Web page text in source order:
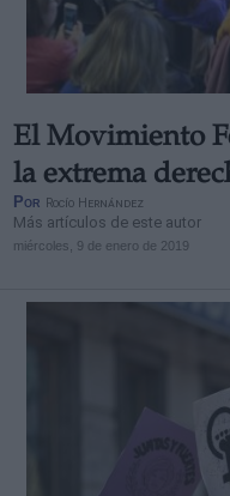
El Movimiento
la extrema
Por Rocío Hernández
Más artículos de este autor
miércoles, 9 de enero de 2019
Derechos: